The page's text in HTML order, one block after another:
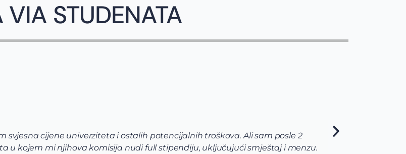
VIA STUDENATA
svjesna cijene univerziteta i ostalih potencijalnih troškova. Ali sam posle 2
u kojem mi njihova komisija nudi full stipendiju, uključujući smještaj i menzu.